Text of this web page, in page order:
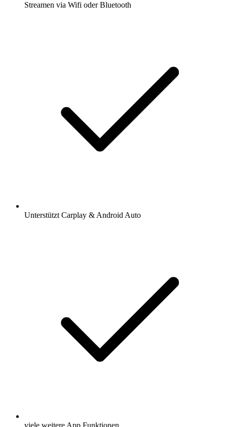
Streamen via Wifi oder Bluetooth
Unterstützt Carplay & Android Auto